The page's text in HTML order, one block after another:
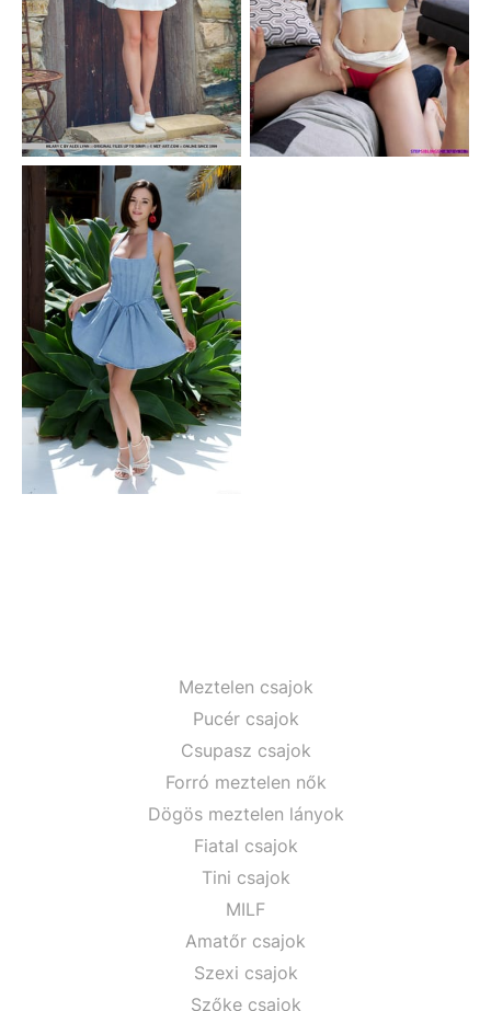
Meztelen csajok
Pucér csajok
Csupasz csajok
Forró meztelen nők
Dögös meztelen lányok
Fiatal csajok
Tini csajok
MILF
Amatőr csajok
Szexi csajok
Szőke csajok